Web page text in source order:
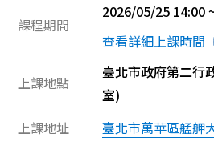
課程期間
2026/05/25 14:00
查看詳細上課時間
上課地點
臺北市政府第二行
室)
上課地址
臺北市萬華區艋舺